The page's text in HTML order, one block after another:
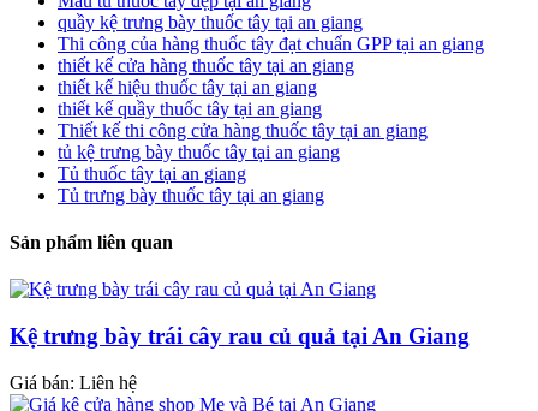
quầy kệ trưng bày thuốc tây tại an giang
Thi công của hàng thuốc tây đạt chuẩn GPP tại an giang
thiết kế cửa hàng thuốc tây tại an giang
thiết kế hiệu thuốc tây tại an giang
thiết kế quầy thuốc tây tại an giang
Thiết kế thi công cửa hàng thuốc tây tại an giang
tủ kệ trưng bày thuốc tây tại an giang
Tủ thuốc tây tại an giang
Tủ trưng bày thuốc tây tại an giang
Sản phẩm liên quan
Kệ trưng bày trái cây rau củ quả tại An Giang
Giá bán: Liên hệ